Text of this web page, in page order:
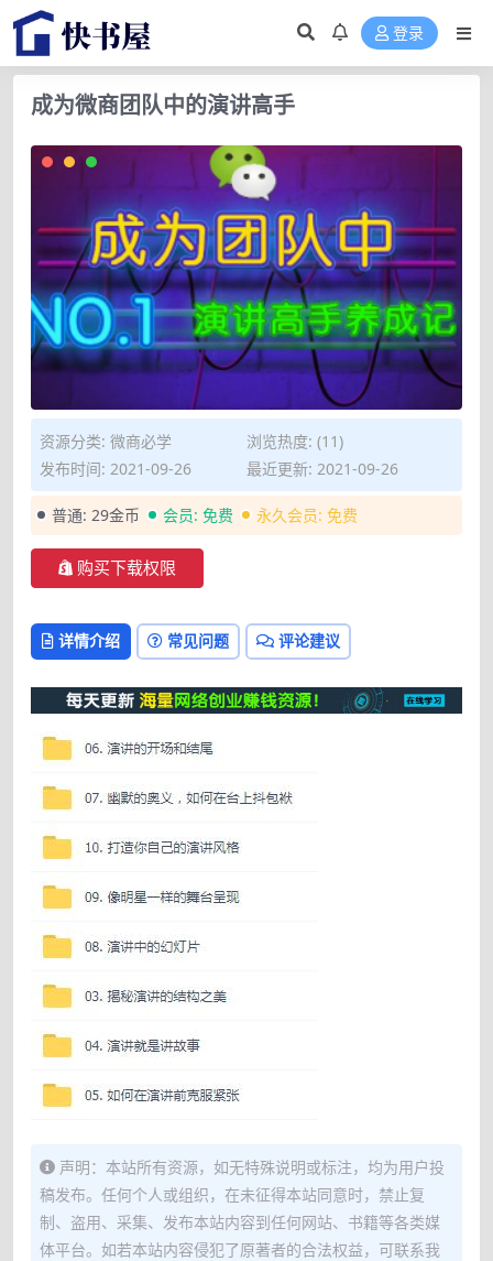
登录
成为微商团队中的演讲高手
资源分类: 微商必学
浏览热度: (11)
发布时间: 2021-09-26
最近更新: 2021-09-26
普通: 29金币 会员: 免费 永久会员: 免费
购买下载权限
详情介绍 常见问题 评论建议
声明：本站所有资源，如无特殊说明或标注，均为用户投
稿发布。任何个人或组织，在未征得本站同意时，禁止复
制、盗用、采集、发布本站内容到任何网站、书籍等各类媒
体平台。如若本站内容侵犯了原著者的合法权益，可联系我